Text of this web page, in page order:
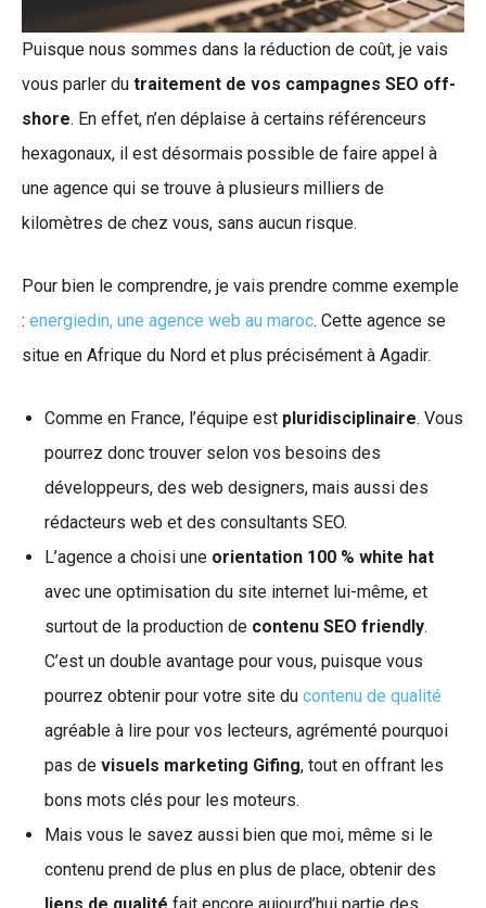
Puisque nous sommes dans la réduction de coût, je vais
vous parler du traitement de vos campagnes SEO off-
shore. En effet, n’en déplaise à certains référenceurs
hexagonaux, il est désormais possible de faire appel à
une agence qui se trouve à plusieurs milliers de
kilomètres de chez vous, sans aucun risque.
Pour bien le comprendre, je vais prendre comme exemple
: energiedin, une agence web au maroc. Cette agence se
situe en Afrique du Nord et plus précisément à Agadir.
Comme en France, l’équipe est pluridisciplinaire. Vous
pourrez donc trouver selon vos besoins des
développeurs, des web designers, mais aussi des
rédacteurs web et des consultants SEO.
L’agence a choisi une orientation 100 % white hat
avec une optimisation du site internet lui-même, et
surtout de la production de contenu SEO friendly.
C’est un double avantage pour vous, puisque vous
pourrez obtenir pour votre site du contenu de qualité
agréable à lire pour vos lecteurs, agrémenté pourquoi
pas de visuels marketing Gifing, tout en offrant les
bons mots clés pour les moteurs.
Mais vous le savez aussi bien que moi, même si le
contenu prend de plus en plus de place, obtenir des